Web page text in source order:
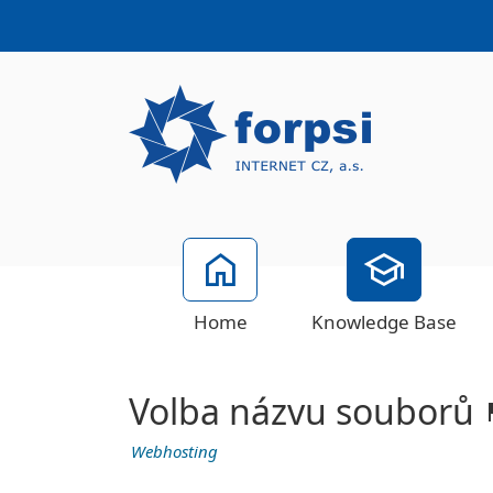
Home Knowledge Base
Volba názvu souborů
Webhosting